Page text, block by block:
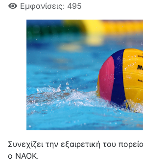
Εμφανίσεις: 495
Συνεχίζει την εξαιρετική του
ο ΝΑΟΚ.